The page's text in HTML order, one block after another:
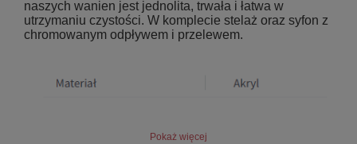
naszych wanien jest jednolita, trwała i łatwa w
utrzymaniu czystości. W komplecie stelaż oraz syfon z
chromowanym odpływem i przelewem.
Pokaż więcej